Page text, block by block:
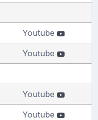
Youtube
Youtube
Youtube
Youtube